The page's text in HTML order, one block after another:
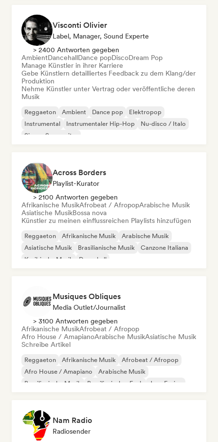
Visconti Olivier
Label, Manager, Sound Experte
> 2400 Antworten gegeben
AmbientDancehallDance popDiscoDream Pop
Manage Künstler in ihrer Karriere
Gebe Künstlern detailliertes Feedback zu dem Klang/der
Produktion
Nehme Künstler unter Vertrag oder veröffentliche deren
Musik
Reggaeton Ambient Dance pop
Elektropop
Instrumental
Instrumentaler Hip-Hop
Nu-disco / Italo
Singer-Songwriter
Across Borders
Playlist-Kurator
> 2100 Antworten gegeben
Afrikanische MusikAfrobeat / AfropopArabische Musik
Asiatische MusikBossa nova
Künstler zu meinen einflussreichen Playlists hinzufügen
Reggaeton Afrikanische Musik
Arabische Musik
Asiatische Musik
Brasilianische Musik
Canzone Italiana
Karibische Musik
Dancehall
Musiques Obliques
Media Outlet/Journalist
> 3100 Antworten gegeben
Afrikanische MusikAfrobeat / Afropop
Afro House / AmapianoArabische MusikAsiatische Musik
Schreibe Artikel
Reggaeton Afrikanische Musik
Afrobeat / Afropop
Afro House / Amapiano
Arabische Musik
Brasilianische Musik
Brasilianischer Funk Jazz-Fusion
Nam Radio
Radiosender